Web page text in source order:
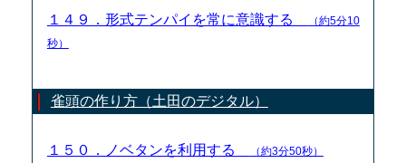
１４９．形式テンパイを常に意識する
（約5分10
秒）
雀頭の作り方（土田のデジタル）
１５０．ノベタンを利用する （約3分50秒）